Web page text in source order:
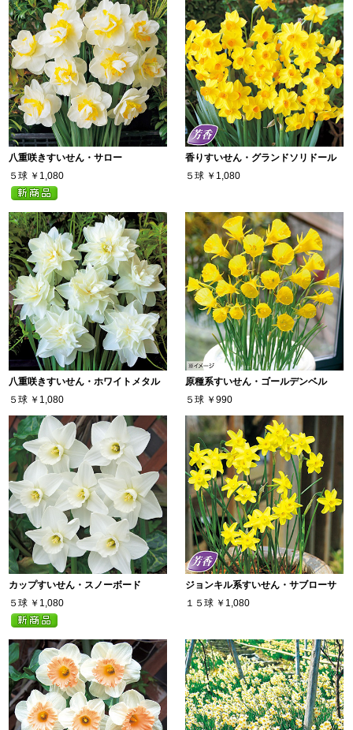
八重咲きすいせん・サロー
５球 ￥1,080
香りすいせん・グランドソリドール
５球 ￥1,080
八重咲きすいせん・ホワイトメタル
５球 ￥1,080
原種系すいせん・ゴールデンベル
５球 ￥990
カップすいせん・スノーボード
５球 ￥1,080
ジョンキル系すいせん・サブローサ
１５球 ￥1,080